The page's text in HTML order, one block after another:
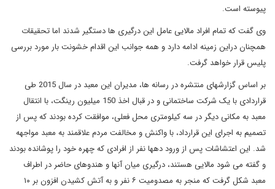
پیوسته است.
وی گفت که تمام افراد مالایی عامل این درگیری ها دستگیر شدند اما تحقیقات
همچنان دراین زمینه ادامه دارد و همه جوانب این اقدام خشونت بار مورد بررسی
پلیس قرار خواهد گرفت.
بر اساس گزارشهای منتشره در رسانه ها، مدیران این معبد در سال 2015 طی
قراردادی با یک شرکت ساختمانی و در قبال اخذ 150 میلیون رینگت، با انتقال
معبد به مکانی دیگر در سه کیلومتری محل فعلی، موافقت کرده بودند که پس از
تصمیم به اجرای این قرارداد، با واکنش و مخالفت مردم علاقمند به معبد مواجهه
شد. این اعتشاشات پس از ورود دهها نفر از افرادی که چهره خود را پوشانده بودند
و گفته می شود مالایی هستند، درگیری میان آنها و هندوهای حاضر در اطراف
معبد شکل گرفت که منجر به مصدومیت ۶ نفر و به آتش کشیدن افزون بر ۱۰